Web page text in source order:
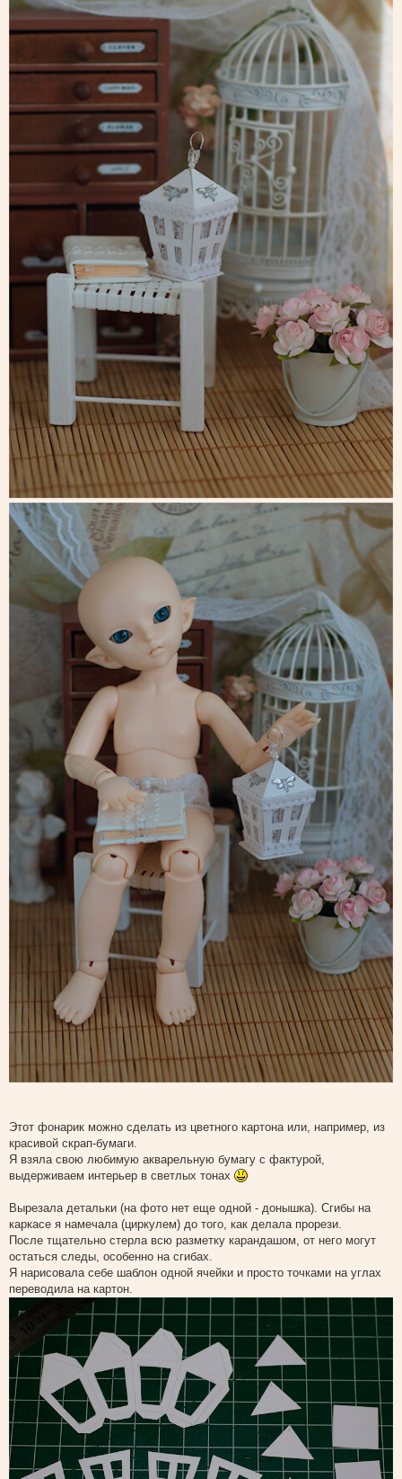
Этот фонарик можно сделать из цветного картона или, например, из
красивой скрап-бумаги.
Я взяла свою любимую акварельную бумагу с фактурой,
выдерживаем интерьер в светлых тонах
Вырезала детальки (на фото нет еще одной - донышка). Сгибы на
каркасе я намечала (циркулем) до того, как делала прорези.
После тщательно стерла всю разметку карандашом, от него могут
остаться следы, особенно на сгибах.
Я нарисовала себе шаблон одной ячейки и просто точками на углах
переводила на картон.